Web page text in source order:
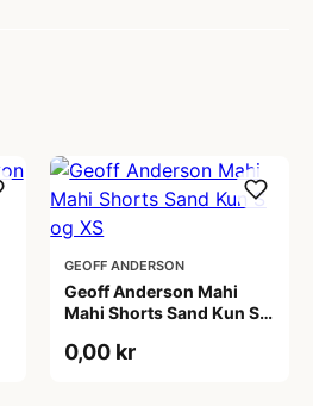
GEOFF ANDERSON
Geoff Anderson Mahi
Mahi Shorts Sand Kun S
0,00 kr